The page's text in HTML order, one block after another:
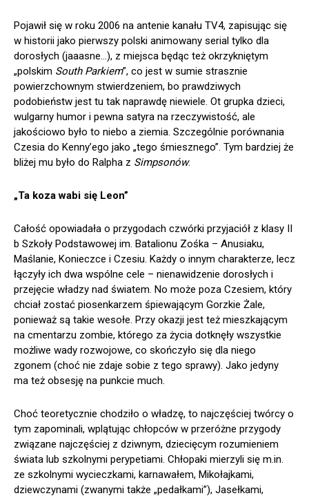
Pojawił się w roku 2006 na antenie kanału TV4, zapisując się
w historii jako pierwszy polski animowany serial tylko dla
dorosłych (jaaasne…), z miejsca będąc też okrzykniętym
„polskim South Parkiem”, co jest w sumie strasznie
powierzchownym stwierdzeniem, bo prawdziwych
podobieństw jest tu tak naprawdę niewiele. Ot grupka dzieci,
wulgarny humor i pewna satyra na rzeczywistość, ale
jakościowo było to niebo a ziemia. Szczególnie porównania
Czesia do Kenny’ego jako „tego śmiesznego”. Tym bardziej że
bliżej mu było do Ralpha z Simpsonów.
„Ta koza wabi się Leon”
Całość opowiadała o przygodach czwórki przyjaciół z klasy II
b Szkoły Podstawowej im. Batalionu Zośka – Anusiaku,
Maślanie, Konieczce i Czesiu. Każdy o innym charakterze, lecz
łączyły ich dwa wspólne cele – nienawidzenie dorosłych i
przejęcie władzy nad światem. No może poza Czesiem, który
chciał zostać piosenkarzem śpiewającym Gorzkie Żale,
ponieważ są takie wesołe. Przy okazji jest też mieszkającym
na cmentarzu zombie, którego za życia dotknęły wszystkie
możliwe wady rozwojowe, co skończyło się dla niego
zgonem (choć nie zdaje sobie z tego sprawy). Jako jedyny
ma też obsesję na punkcie much.
Choć teoretycznie chodziło o władzę, to najczęściej twórcy o
tym zapominali, wplątując chłopców w przeróżne przygody
związane najczęściej z dziwnym, dziecięcym rozumieniem
świata lub szkolnymi perypetiami. Chłopaki mierzyli się m.in.
ze szkolnymi wycieczkami, karnawałem, Mikołajkami,
dziewczynami (zwanymi także „pedałkami”), Jasełkami,